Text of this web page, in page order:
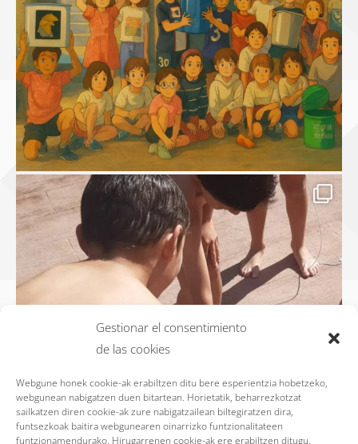
Gestionar el consentimiento
de las cookies
Webgune honek cookie-ak erabiltzen ditu bere esperientzia hobetzeko,
webgunean nabigatzen duen bitartean. Horietatik, beharrezkotzat
sailkatzen diren cookie-ak zure nabigatzailean biltegiratzen dira,
funtsezkoak baitira webgunearen oinarrizko funtzionalitateen
funtzionamendurako. Hirugarrenen cookie-ak ere erabiltzen ditugu,